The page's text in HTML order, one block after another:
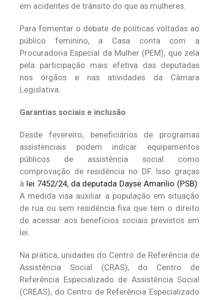
em acidentes de trânsito do que as mulheres.
Para fomentar o debate de políticas voltadas ao
público feminino, a Casa conta com a
Procuradoria Especial da Mulher (PEM), que zela
pela participação mais efetiva das deputadas
nos órgãos e nas atividades da Câmara
Legislativa.
Garantias sociais e inclusão
Desde fevereiro, beneficiários de programas
assistenciais podem indicar equipamentos
públicos de assistência social como
comprovação de residência no DF. Isso graças
à lei 7452/24, da deputada Dayse Amarilio (PSB)
A medida visa auxiliar a população em situação
de rua ou sem residência fixa que tem o direito
de acessar aos benefícios sociais previstos em
lei.
Na prática, unidades do Centro de Referência de
Assistência Social (CRAS), do Centro de
Referência Especializado de Assistência Social
(CREAS), do Centro de Referência Especializado